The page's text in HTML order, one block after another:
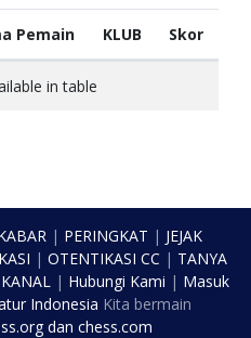
Pemain KLUB Skor
in table
| PERINGKAT | JEJAK
| OTENTIKASI CC | TANYA
KANAL| Hubungi Kami | Masuk
Indonesia Kita bermain
dan chess.com